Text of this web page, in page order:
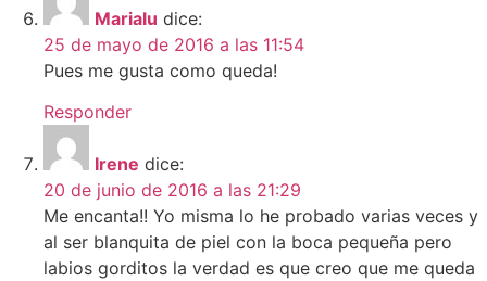
Marialu dice:
25 de mayo de 2016 a las 11:54
Pues me gusta como queda!
Responder
Irene dice:
20 de junio de 2016 a las 21:29
Me encanta!! Yo misma lo he probado varias veces y
al ser blanquita de piel con la boca pequeña pero
labios gorditos la verdad es que creo que me queda